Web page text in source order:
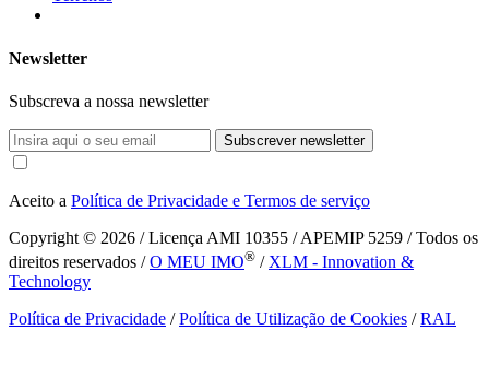
Newsletter
Subscreva a nossa newsletter
Subscrever newsletter
Aceito a Política de Privacidade e Termos de serviço
Copyright © 2026 / Licença AMI 10355 / APEMIP 5259 / Todos os
direitos reservados /O MEU IMO® / XLM - Innovation &
Technology
Política de Privacidade /Política de Utilização de Cookies /RAL